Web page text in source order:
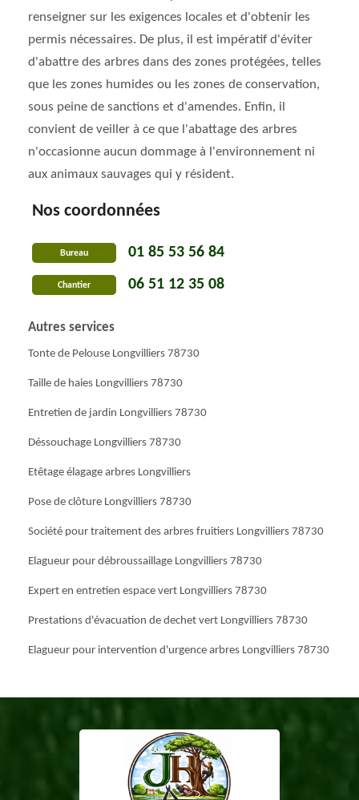
renseigner sur les exigences locales et d'obtenir les
permis nécessaires. De plus, il est impératif d'éviter
d'abattre des arbres dans des zones protégées, telles
que les zones humides ou les zones de conservation,
sous peine de sanctions et d'amendes. Enfin, il
convient de veiller à ce que l'abattage des arbres
n'occasionne aucun dommage à l'environnement ni
aux animaux sauvages qui y résident.
Nos coordonnées
Bureau 01 85 53 56 84
Chantier 06 51 12 35 08
Autres services
Tonte de Pelouse Longvilliers 78730
Taille de haies Longvilliers 78730
Entretien de jardin Longvilliers 78730
Déssouchage Longvilliers 78730
Etêtage élagage arbres Longvilliers
Pose de clôture Longvilliers 78730
Société pour traitement des arbres fruitiers Longvilliers 78730
Elagueur pour débroussaillage Longvilliers 78730
Expert en entretien espace vert Longvilliers 78730
Prestations d'évacuation de dechet vert Longvilliers 78730
Elagueur pour intervention d'urgence arbres Longvilliers 78730